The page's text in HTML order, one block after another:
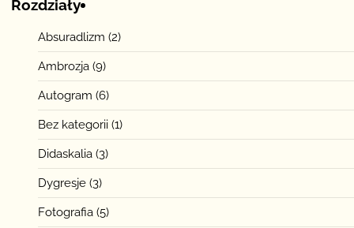
Rozdziały
Absuradlizm (2)
Ambrozja (9)
Autogram (6)
Bez kategorii (1)
Didaskalia (3)
Dygresje (3)
Fotografia (5)